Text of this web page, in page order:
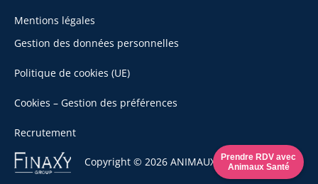
Prendre RDV avec
Animaux Santé
Mentions légales
Gestion des données personnelles
Politique de cookies (UE)
Cookies – Gestion des préférences
Recrutement
Se
rendre
Copyright © 2026 ANIMAUX SANTÉ